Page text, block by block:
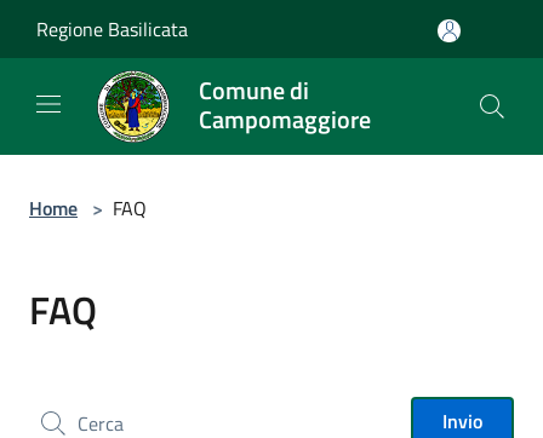
Regione Basilicata
Comune di
Campomaggiore
Home > FAQ
FAQ
Cerca nel sito Invio